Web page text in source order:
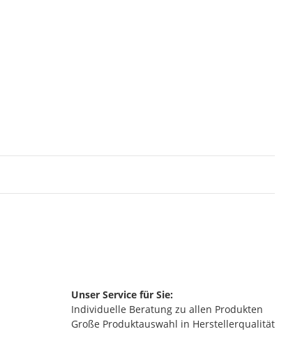
Unser Service für Sie:
Individuelle Beratung zu allen Produkten
Große Produktauswahl in Herstellerqualität